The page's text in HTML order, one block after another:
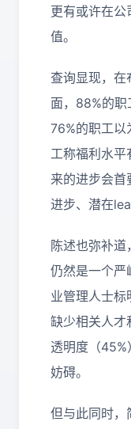
更有或许在
值。
查询显现，在
面，88%的职
76%的职工以
工称福利水平
来的进步会
进步、潜在
陈述也弥补
仍然是一个严
业管理人士标
缺少相关人才
透明度（
妨碍。
但与此同时，